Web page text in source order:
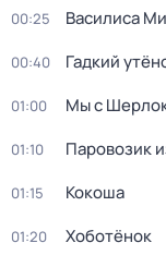
00:25 Василиса
00:40 Гадкий
01:00 Мы с
01:10 Паровозик
01:15 Кокоша
01:20 Хоботёнок